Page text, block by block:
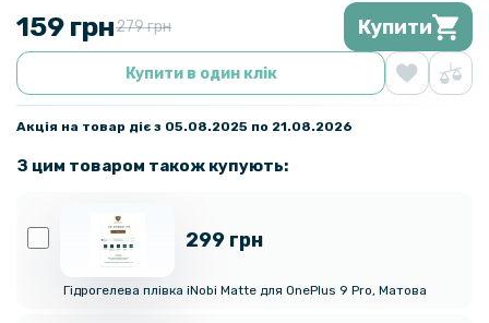
159 грн279 грн Купити
Купити в один клік
Акція на товар діє з 05.08.2025 по 21.08.2026
З цим товаром також купують:
299 грн
Гідрогелева плівка iNobi Matte для OnePlus 9 Pro, Матова